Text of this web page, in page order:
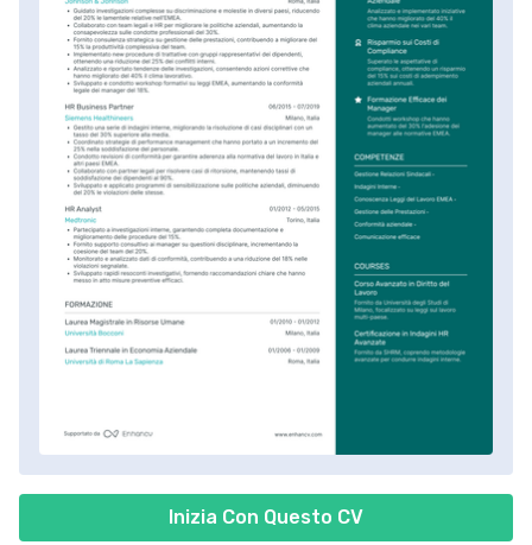
Inizia Con Questo CV